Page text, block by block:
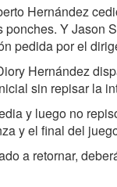
Hernández
Y Jason
pedida por el
Hernández
sin repisar la
y luego no
y el final del
a retornar,